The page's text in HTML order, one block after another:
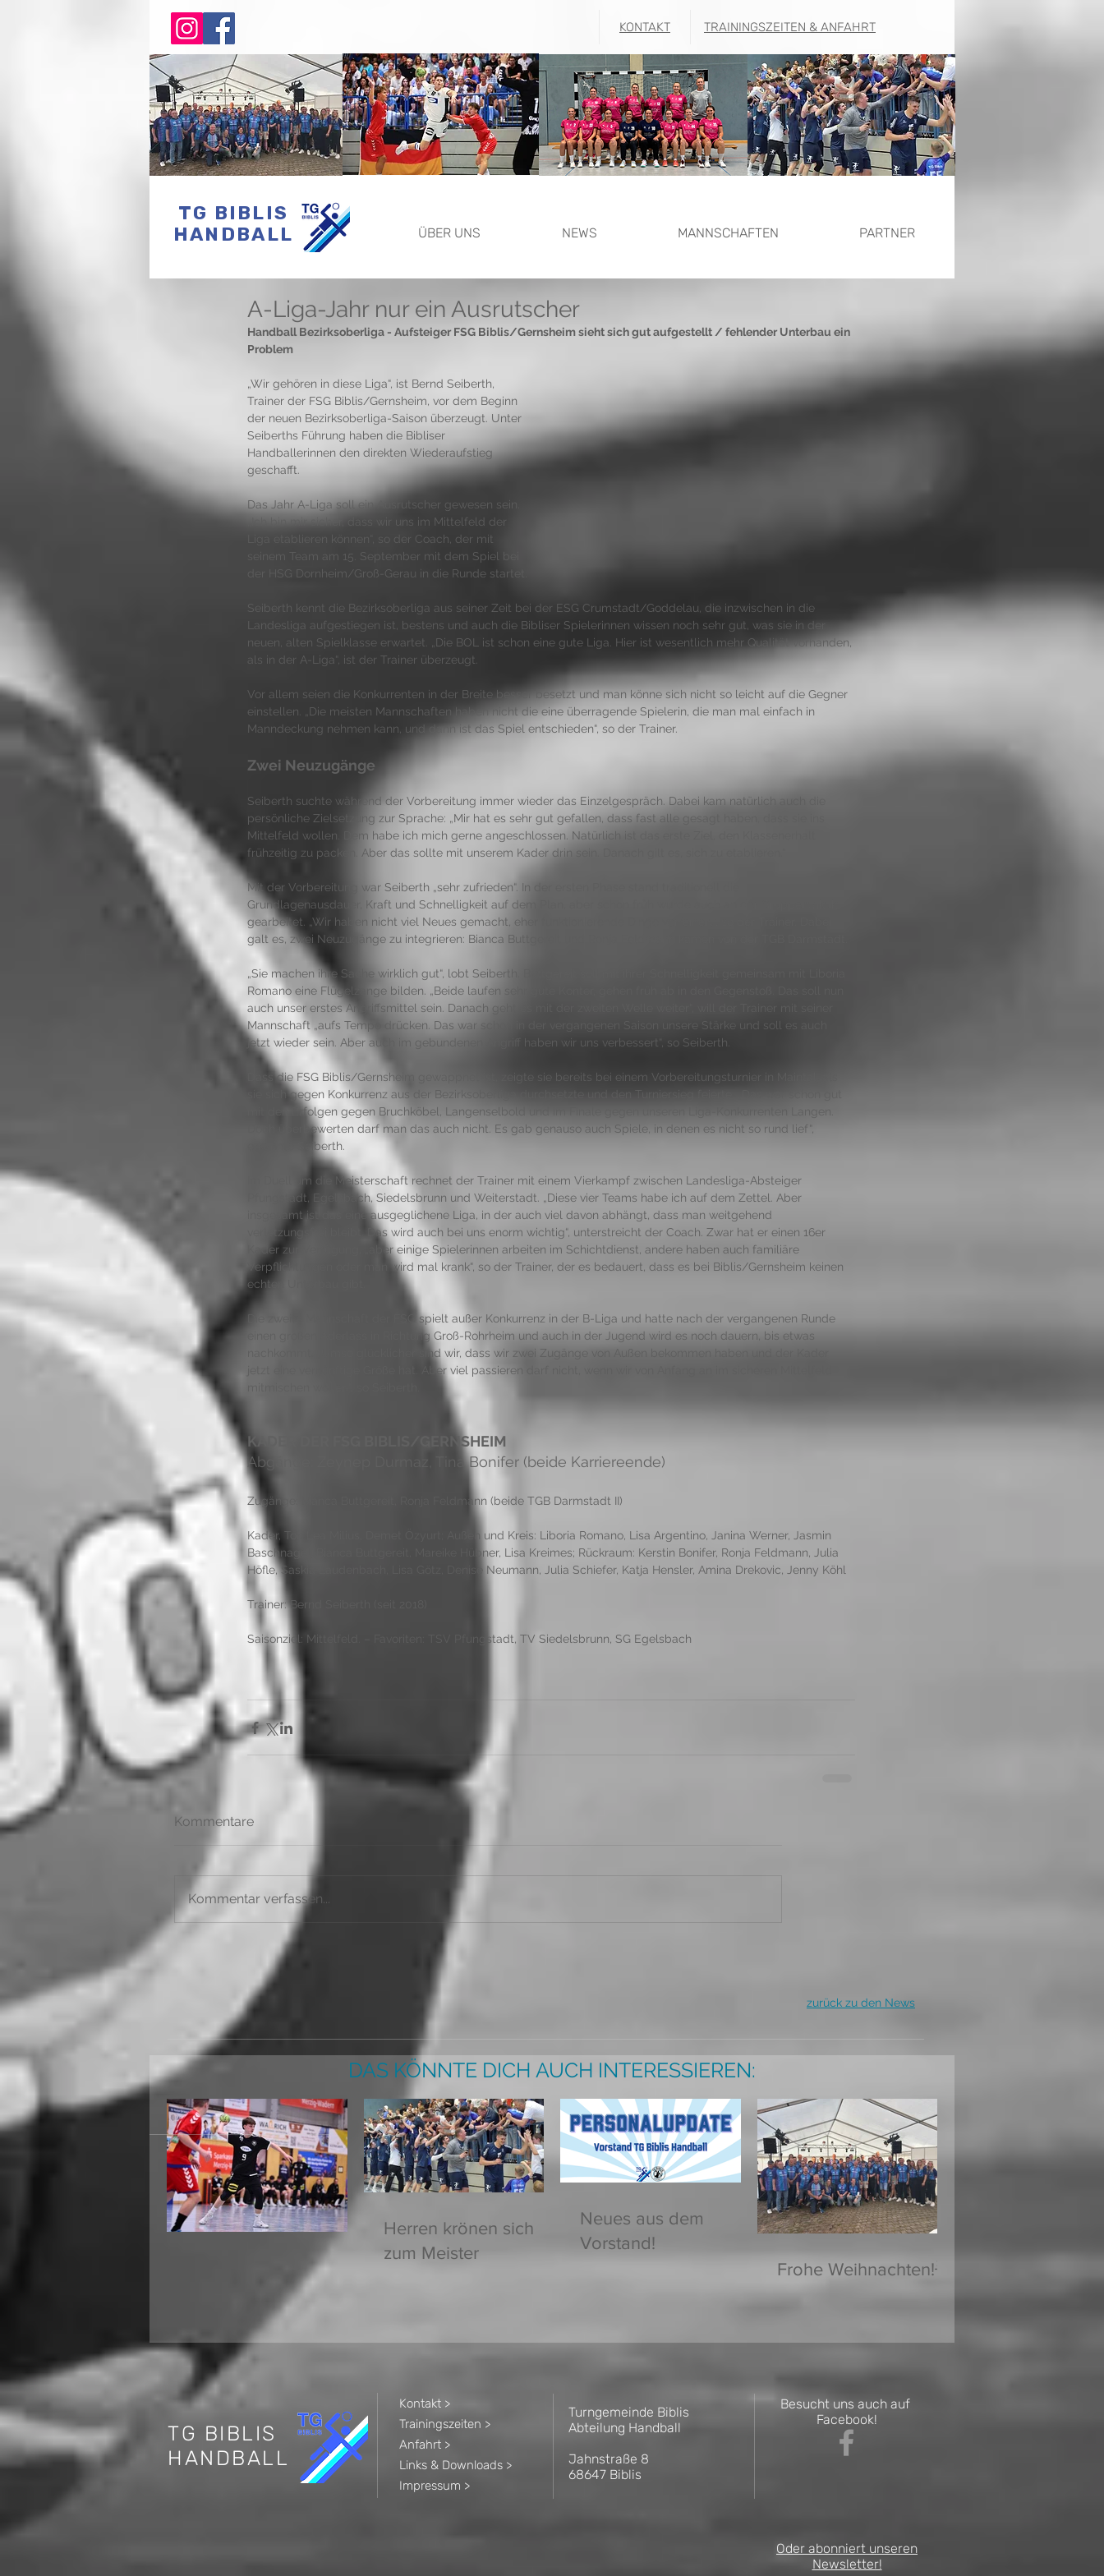
KONTAKT TRAININGSZEITEN & ANFAHRT
TG BIBLIS
HANDBALL
ÜBER UNS NEWS MANNSCHAFTEN PARTNER
A-Liga-Jahr nur ein Ausrutscher
Handball Bezirksoberliga - Aufsteiger FSG Biblis/Gernsheim sieht sich gut aufgestellt / fehlender Unterbau ein
Problem
„Wir gehören in diese Liga“, ist Bernd Seiberth,
Trainer der FSG Biblis/Gernsheim, vor dem Beginn
der neuen Bezirksoberliga-Saison überzeugt. Unter
Seiberths Führung haben die Bibliser
Handballerinnen den direkten Wiederaufstieg
geschafft.
Das Jahr A-Liga soll ein Ausrutscher gewesen sein.
„Ich bin mir sicher, dass wir uns im Mittelfeld der
Liga etablieren können“, so der Coach, der mit
seinem Team am 15. September mit dem Spiel bei
der HSG Dornheim/Groß-Gerau in die Runde startet.
Seiberth kennt die Bezirksoberliga aus seiner Zeit bei der ESG Crumstadt/Goddelau, die inzwischen in die
Landesliga aufgestiegen ist, bestens und auch die Bibliser Spielerinnen wissen noch sehr gut, was sie in der
neuen, alten Spielklasse erwartet. „Die BOL ist schon eine gute Liga. Hier ist wesentlich mehr Qualität vorhanden,
als in der A-Liga“, ist der Trainer überzeugt.
Vor allem seien die Konkurrenten in der Breite besser besetzt und man könne sich nicht so leicht auf die Gegner
einstellen. „Die meisten Mannschaften haben nicht die eine überragende Spielerin, die man mal einfach in
Manndeckung nehmen kann, und dann ist das Spiel entschieden“, so der Trainer.
Zwei Neuzugänge
Seiberth suchte während der Vorbereitung immer wieder das Einzelgespräch. Dabei kam natürlich auch die
persönliche Zielsetzung zur Sprache: „Mir hat es sehr gut gefallen, dass fast alle gesagt haben, dass sie ins
Mittelfeld wollen. Dem habe ich mich gerne angeschlossen. Natürlich ist das erste Ziel, den Klassenerhalt
frühzeitig zu packen. Aber das sollte mit unserem Kader drin sein. Danach gilt es, sich zu etablieren.“
Mit der Vorbereitung war Seiberth „sehr zufrieden“. In der ersten Phase stand traditionell die
Grundlagenausdauer, Kraft und Schnelligkeit auf dem Plan, aber schon früh wurde auch an der Gruppentaktik
gearbeitet. „Wir haben nicht viel Neues gemacht, eher funktionierende Dinge verfeinert“, so der Trainer. Dabei
galt es, zwei Neuzugänge zu integrieren: Bianca Buttgereit und Ronja Feldmann kamen von der TGB Darmstadt.
„Sie machen ihre Sache wirklich gut“, lobt Seiberth. Buttgereit soll mit ihrer Schnelligkeit gemeinsam mit Liboria
Romano eine Flügelzange bilden. „Beide laufen sehr gute Konter, gehen früh ab in den Gegenstoß. Das soll nun
auch unser erstes Angriffsmittel sein. Danach geht es mit der zweiten Welle weiter“, will der Trainer mit seiner
Mannschaft „aufs Tempo drücken. Das war schon in der vergangenen Saison unsere Stärke und soll es auch
jetzt wieder sein. Aber auch im gebundenen Angriff haben wir uns verbessert“, so Seiberth.
Dass die FSG Biblis/Gernsheim gewappnet ist, zeigte sie bereits bei einem Vorbereitungsturnier in Maintal, als
sie sich gegen Konkurrenz aus der Bezirksoberliga durchsetzte und den Turniersieg feierte. „Das war schon gut
mit den Erfolgen gegen Bruchköbel, Langenselbold und im Finale gegen unseren Liga-Konkurrenten Langen.
Doch überbewerten darf man das auch nicht. Es gab genauso auch Spiele, in denen es nicht so rund lief“,
erkannte Seiberth.
Im Duell um die Meisterschaft rechnet der Trainer mit einem Vierkampf zwischen Landesliga-Absteiger
Pfungstadt, Egelsbach, Siedelsbrunn und Weiterstadt. „Diese vier Teams habe ich auf dem Zettel. Aber
insgesamt ist das eine ausgeglichene Liga, in der auch viel davon abhängt, dass man weitgehend
verletzungsfrei bleibt. Das wird auch bei uns enorm wichtig“, unterstreicht der Coach. Zwar hat er einen 16er
Kader zur Verfügung, „aber einige Spielerinnen arbeiten im Schichtdienst, andere haben auch familiäre
Verpflichtungen oder man wird mal krank“, so der Trainer, der es bedauert, dass es bei Biblis/Gernsheim keinen
echten Unterbau gibt.
Die zweite Mannschaft der FSG spielt außer Konkurrenz in der B-Liga und hatte nach der vergangenen Runde
einen großen Aderlass in Richtung Groß-Rohrheim und auch in der Jugend wird es noch dauern, bis etwas
nachkommt. „Umso glücklicher sind wir, dass wir zwei Zugänge von Außen bekommen haben und der Kader
jetzt eine vernünftige Größe hat. Aber viel passieren darf nicht, wenn wir von Anfang an im sicheren Mittelfeld
KADER DER FSG BIBLIS/GERNSHEIM
Abgänge: Zeynep Durmaz, Tina Bonifer (beide Karriereende)
Zugänge: Bianca Buttgereit, Ronja Feldmann (beide TGB Darmstadt II)
Kader, Tor: Lea Milius, Demet Özyurt; Außen und Kreis: Liboria Romano, Lisa Argentino, Janina Werner, Jasmin
Baschnagel, Bianca Buttgereit, Mareike Hübner, Lisa Kreimes; Rückraum: Kerstin Bonifer, Ronja Feldmann, Julia
Höfle, Saskia Laudenbach, Lisa Götz, Denise Neumann, Julia Schiefer, Katja Hensler, Amina Drekovic, Jenny Köhl
Trainer: Bernd Seiberth (seit 2018)
Saisonziel: Mittelfeld. – Favoriten: TSV Pfungstadt, TV Siedelsbrunn, SG Egelsbach
Kommentare
Kommentar verfassen...
zurück zu den News
DAS KÖNNTE DICH AUCH INTERESSIEREN:
Internationaler
Jugendhandball in
Biblis: Deutschland
trifft auf die Schweiz
Herren krönen sich
zum Meister
Neues aus dem
Vorstand!
Frohe Weihnachten!🌟
TG BIBLIS
HANDBALL
Kontakt >
Trainingszeiten >
Anfahrt >
Links & Downloads >
Impressum >
Turngemeinde Biblis
Abteilung Handball
Jahnstraße 8
68647 Biblis
Besucht uns auch auf
Facebook!
Oder abonniert unseren
Newsletter!